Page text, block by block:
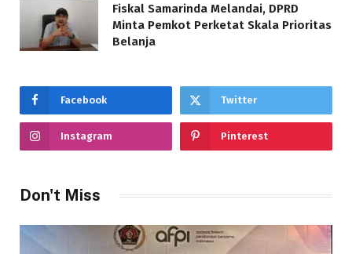
Fiskal Samarinda Melandai, DPRD
Minta Pemkot Perketat Skala Prioritas
Belanja
Facebook Twitter
Instagram Pinterest
Don't Miss